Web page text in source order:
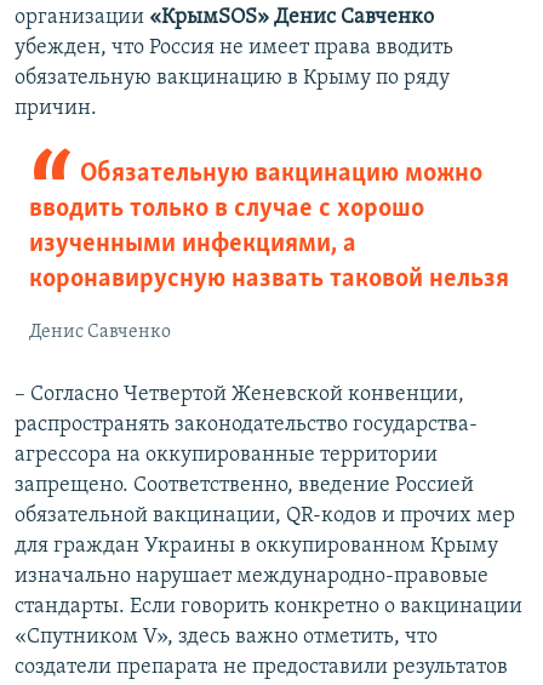
организации «КрымSOS» Денис Савченко
убежден, что Россия не имеет права вводить
обязательную вакцинацию в Крыму по ряду
причин.
Обязательную вакцинацию можно
вводить только в случае с хорошо
изученными инфекциями, а
коронавирусную назвать таковой нельзя
Денис Савченко
– Согласно Четвертой Женевской конвенции,
распространять законодательство государства-
агрессора на оккупированные территории
запрещено. Соответственно, введение Россией
обязательной вакцинации, QR-кодов и прочих мер
для граждан Украины в оккупированном Крыму
изначально нарушает международно-правовые
стандарты. Если говорить конкретно о вакцинации
«Спутником V», здесь важно отметить, что
создатели препарата не предоставили результатов